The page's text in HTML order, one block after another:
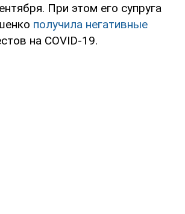
При этом его супруга
получила негативные
на COVID-19.